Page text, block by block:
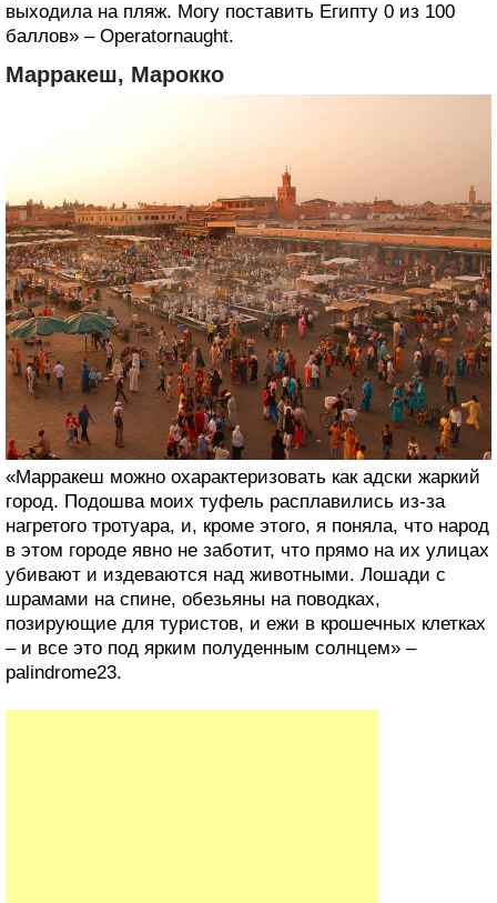
выходила на пляж. Могу поставить Египту 0 из 100
баллов» – Operatornaught.
Марракеш, Марокко
«Марракеш можно охарактеризовать как адски жаркий
город. Подошва моих туфель расплавились из-за
нагретого тротуара, и, кроме этого, я поняла, что народ
в этом городе явно не заботит, что прямо на их улицах
убивают и издеваются над животными. Лошади с
шрамами на спине, обезьяны на поводках,
позирующие для туристов, и ежи в крошечных клетках
– и все это под ярким полуденным солнцем» –
palindrome23.